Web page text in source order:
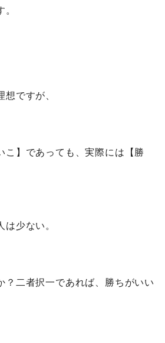
想ですが、
こ】であっても、実際には【勝
は少ない。
？二者択一であれば、勝ちがいい